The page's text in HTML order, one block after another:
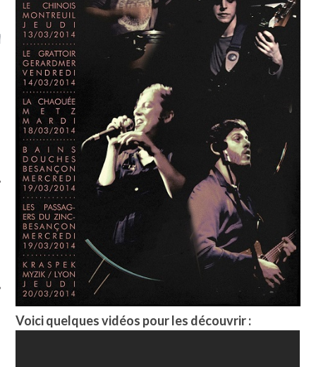
KARMA –
ANNIVERSAIRE
SOCIAUX
Voici quelques vidéos pour les découvrir :